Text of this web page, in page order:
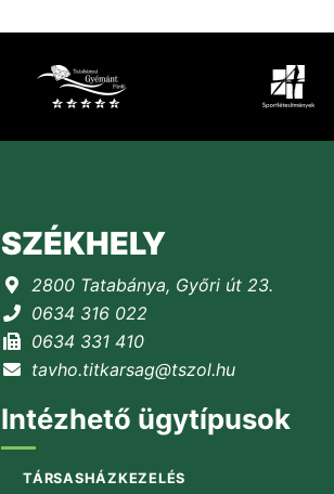
SZÉKHELY
2800 Tatabánya, Győri út 23.
0634 316 022
0634 331 410
tavho.titkarsag@tszol.hu
Intézhető ügytípusok
TÁRSASHÁZKEZELÉS